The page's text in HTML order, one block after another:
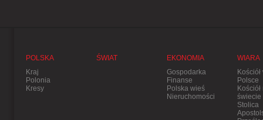
POLSKA
Kraj
Polonia
Kresy
ŚWIAT
EKONOMIA
Gospodarka
Finanse
Polska wieś
Nieruchomości
WIARA
Kościół
Polsce
Kościół
świecie
Stolica